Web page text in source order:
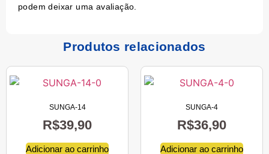
podem deixar uma avaliação.
Produtos relacionados
SUNGA-14
R$39,90
Adicionar ao carrinho
SUNGA-4
R$36,90
Adicionar ao carrinho